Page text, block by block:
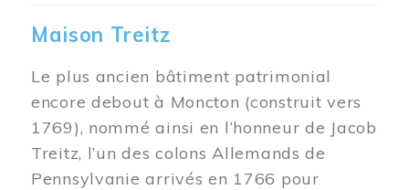
Maison Treitz
Le plus ancien bâtiment patrimonial
encore debout à Moncton (construit vers
1769), nommé ainsi en l’honneur de Jacob
Treitz, l’un des colons Allemands de
Pennsylvanie arrivés en 1766 pour